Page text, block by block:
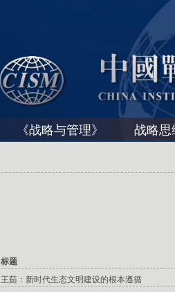
《战略与管理》 战略思
标题
王茹：新时代生态文明建设的根本遵循